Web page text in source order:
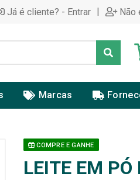
Já é cliente? - Entrar | Não
Marcas
COMPRE E GANHE
LEITE EM